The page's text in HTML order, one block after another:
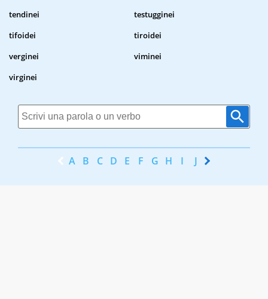
tendinei
testugginei
tifoidei
tiroidei
verginei
viminei
virginei
A B C D E F G H I J K